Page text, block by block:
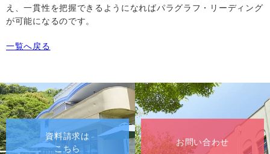
え、一貫性を把握できるようになればパラグラフ・リーディング
が可能になるのです。
一覧へ戻る
資料請求は
こちら
お問い合わせ